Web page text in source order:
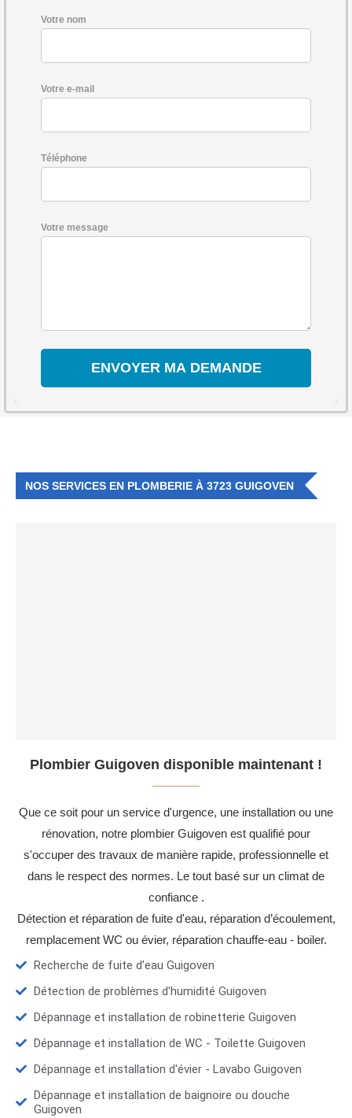
Votre nom
Votre e-mail
Téléphone
Votre message
NOS SERVICES EN PLOMBERIE À 3723 GUIGOVEN
Plombier Guigoven disponible maintenant !
Que ce soit pour un service d'urgence, une installation ou une
rénovation, notre plombier Guigoven est qualifié pour
s'occuper des travaux de manière rapide, professionnelle et
dans le respect des normes. Le tout basé sur un climat de
confiance .
Détection et réparation de fuite d'eau, réparation d’écoulement,
remplacement WC ou évier, réparation chauffe-eau - boiler.
Recherche de fuite d’eau Guigoven
Détection de problèmes d'humidité Guigoven
Dépannage et installation de robinetterie Guigoven
Dépannage et installation de WC - Toilette Guigoven
Dépannage et installation d'évier - Lavabo Guigoven
Dépannage et installation de baignoire ou douche
Guigoven